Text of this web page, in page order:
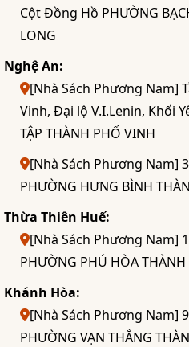
Cột Đồng Hồ PHƯỜNG
LONG
Nghệ An:
[Nhà Sách Phương Nam]
Vinh, Đại lộ V.I.Lenin, Khối
TẬP THÀNH PHỐ VINH
[Nhà Sách Phương Nam]
PHƯỜNG HƯNG BÌNH
Thừa Thiên Huế:
[Nhà Sách Phương Nam]
PHƯỜNG PHÚ HÒA THÀNH
Khánh Hòa:
[Nhà Sách Phương Nam]
PHƯỜNG VẠN THẮNG